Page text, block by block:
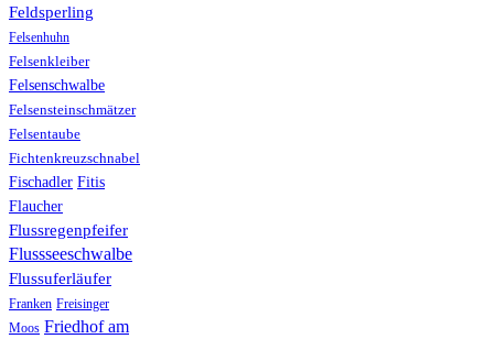
Feldsperling
Felsenhuhn
Felsenkleiber
Felsenschwalbe
Felsensteinschmätzer
Felsentaube
Fichtenkreuzschnabel
Fischadler Fitis
Flaucher
Flussregenpfeifer
Flussseeschwalbe
Flussuferläufer
Franken Freisinger
Moos Friedhof am